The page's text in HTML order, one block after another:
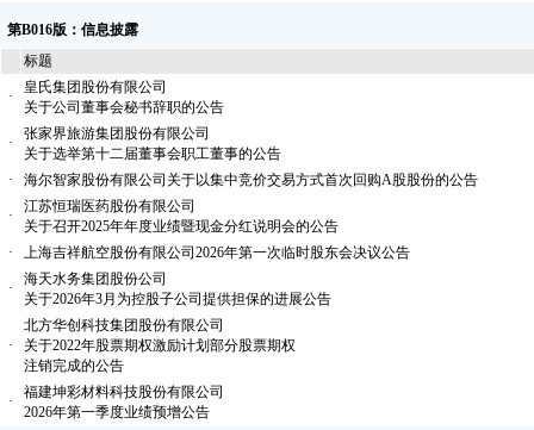
第B016版：信息披露
标题
·
皇氏集团股份有限公司
关于公司董事会秘书辞职的公告
·
张家界旅游集团股份有限公司
关于选举第十二届董事会职工董事的公告
·
海尔智家股份有限公司关于以集中竞价交易方式首次回购A股股份的公告
·
江苏恒瑞医药股份有限公司
关于召开2025年年度业绩暨现金分红说明会的公告
·
上海吉祥航空股份有限公司2026年第一次临时股东会决议公告
·
海天水务集团股份公司
关于2026年3月为控股子公司提供担保的进展公告
·
北方华创科技集团股份有限公司
关于2022年股票期权激励计划部分股票期权
注销完成的公告
·
福建坤彩材料科技股份有限公司
2026年第一季度业绩预增公告